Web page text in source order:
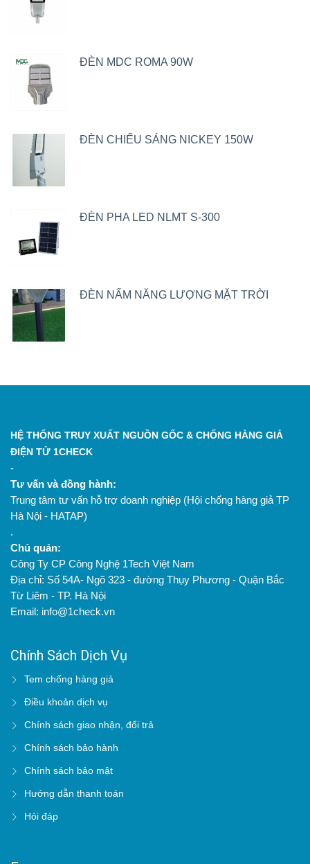
ĐÈN MDC ROMA 90W
ĐÈN CHIẾU SÁNG NICKEY 150W
ĐÈN PHA LED NLMT S-300
ĐÈN NẤM NĂNG LƯỢNG MẶT TRỜI
HỆ THỐNG TRUY XUẤT NGUỒN GỐC & CHỐNG HÀNG GIẢ
ĐIỆN TỬ 1CHECK
-
Tư vấn và đồng hành:
Trung tâm tư vấn hỗ trợ doanh nghiệp (Hội chống hàng giả TP
Hà Nội - HATAP)
.
Chủ quản:
Công Ty CP Công Nghệ 1Tech Việt Nam
Địa chỉ: Số 54A- Ngõ 323 - đường Thụy Phương - Quận Bắc
Từ Liêm - TP. Hà Nội
Email: info@1check.vn
Chính Sách Dịch Vụ
Tem chống hàng giả
Điều khoản dịch vụ
Chính sách giao nhận, đổi trả
Chính sách bảo hành
Chính sách bảo mật
Hướng dẫn thanh toán
Hỏi đáp